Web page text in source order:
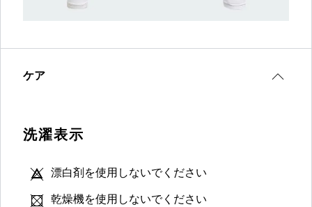
ケア
洗濯表示
漂白剤を使用しないでください
乾燥機を使用しないでください